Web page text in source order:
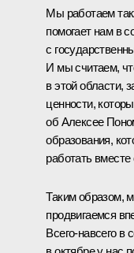
Мы работаем
помогает нам в
с
И мы считаем,
в этой области,
ценности,
об Алексее
образования,
работать вместе
Таким образом,
продвигаемся
Всего-навсего в